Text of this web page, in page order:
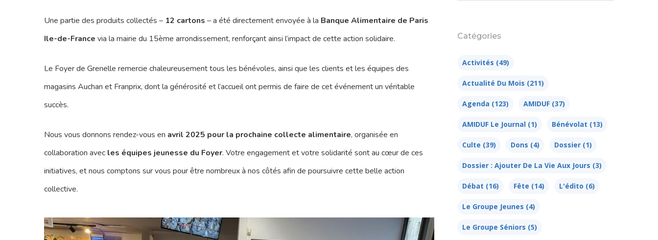
Une partie des produits collectés – 12 cartons – a été directement envoyée à la Banque Alimentaire de Paris
Ile-de-France via la mairie du 15ème arrondissement, renforçant ainsi l’impact de cette action solidaire.
Le Foyer de Grenelle remercie chaleureusement tous les bénévoles, ainsi que les clients et les équipes des
magasins Auchan et Franprix, dont la générosité et l’accueil ont permis de faire de cet événement un véritable
succès.
Nous vous donnons rendez-vous en avril 2025 pour la prochaine collecte alimentaire, organisée en
collaboration avec les équipes jeunesse du Foyer. Votre engagement et votre solidarité sont au cœur de ces
initiatives, et nous comptons sur vous pour être nombreux à nos côtés afin de poursuivre cette belle action
collective.
Catégories
Activités (49)
Actualité Du Mois (211)
Agenda (123) AMIDUF(37)
AMIDUF Le Journal(1) Bénévolat (13)
Culte (39) Dons (4) Dossier(1)
Dossier : Ajouter De La Vie Aux Jours (3)
Débat (16) Fête (14) L'édito (6)
Le Groupe Jeunes (4)
Le Groupe Séniors (5)